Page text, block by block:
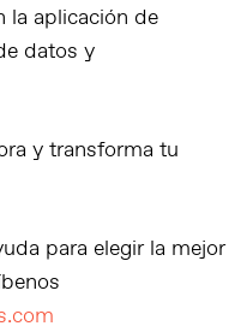
la aplicación de
datos y
y transforma tu
para elegir la mejor